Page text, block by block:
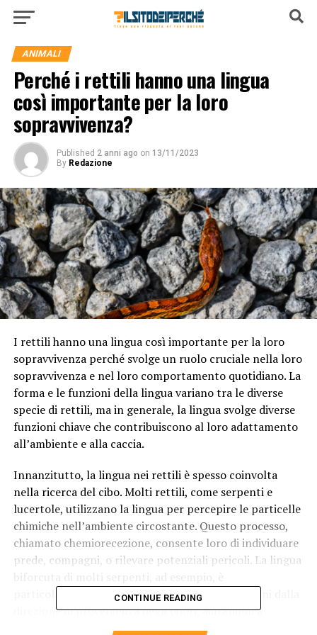
ANIMALI
Perché i rettili hanno una lingua
così importante per la loro
sopravvivenza?
Published 2 anni ago on 13/11/2023
By Redazione
I rettili hanno una lingua così importante per la loro
sopravvivenza perché svolge un ruolo cruciale nella loro
sopravvivenza e nel loro comportamento quotidiano. La
forma e le funzioni della lingua variano tra le diverse
specie di rettili, ma in generale, la lingua svolge diverse
funzioni chiave che contribuiscono al loro adattamento
all’ambiente e alla caccia.
Innanzitutto, la lingua nei rettili è spesso coinvolta
nella ricerca del cibo. Molti rettili, come serpenti e
lucertole, utilizzano la lingua per percepire le particelle
chimiche nell’ambiente circostante. Questo processo,
chiamato chemiorecezione, consente loro di individuare
prede, compagni, o rilevare potenziali pericoli. La lingua
particolarmente adatta a raccogliere informazioni dalla
direzione di provenienza degli odori, aiutandoli a
localizzare le prede con precisione.
CONTINUE READING